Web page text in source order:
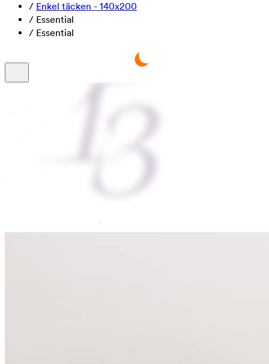
/ Enkel täcken - 140x200
/ Essential
/ Essential